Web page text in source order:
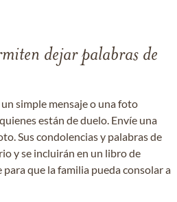
dejar palabras de
simple mensaje o una foto
están de duelo. Envíe una
Sus condolencias y palabras de
y se incluirán en un libro de
que la familia pueda consolar a